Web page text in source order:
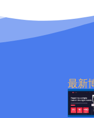
最新